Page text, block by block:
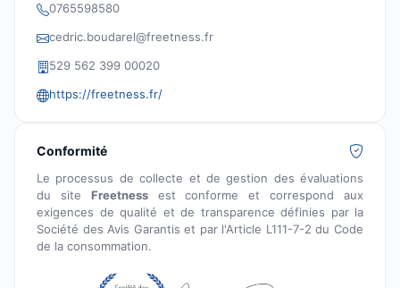
0765598580
cedric.boudarel@freetness.fr
529 562 399 00020
https://freetness.fr/
Conformité
Le processus de collecte et de gestion des évaluations
du site Freetnessest conforme et correspond aux
exigences de qualité et de transparence définies par la
Société des Avis Garantis et par l'Article L111-7-2 du Code
de la consommation.